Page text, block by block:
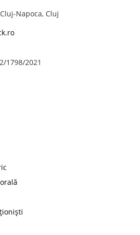
Napoca, Cluj
1798/2021